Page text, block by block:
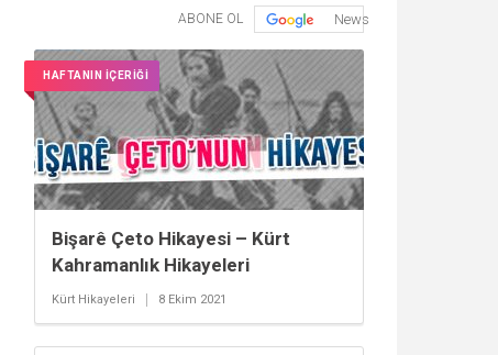
ABONE OL News
HAFTANIN İÇERİĞİ
Bişarê Çeto Hikayesi – Kürt
Kahramanlık Hikayeleri
Kürt Hikayeleri 8 Ekim 2021